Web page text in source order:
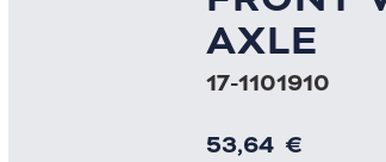
AXLE
17-1101910
53,64 €